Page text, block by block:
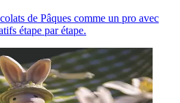
de Pâques comme un pro avec
étape par étape.